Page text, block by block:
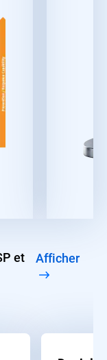
et
Afficher